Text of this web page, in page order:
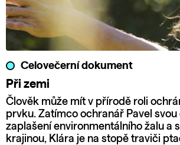
Celovečerní dokument
Při zemi
Člověk může mít v přírodě roli
prvku. Zatímco ochranář Pavel svou
zaplašení environmentálního žalu a
krajinou, Klára je na stopě traviči